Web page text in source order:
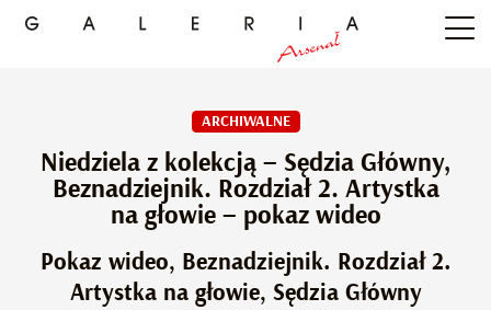
ARCHIWALNE
Niedziela z kolekcją – Sędzia Główny,
Beznadziejnik. Rozdział 2. Artystka
na głowie – pokaz wideo
Pokaz wideo, Beznadziejnik. Rozdział 2.
Artystka na głowie, Sędzia Główny